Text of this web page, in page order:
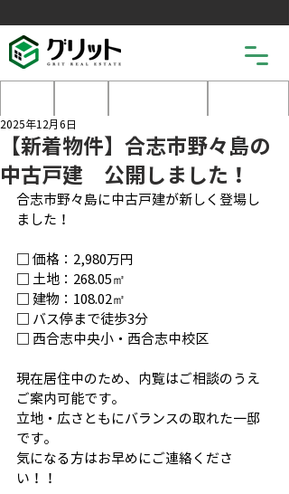
【新着物件】合志市野々島の
中古戸建 公開しました！
2025年12月6日
合志市野々島に中古戸建が新しく登場し
ました！
□ 価格：2,980万円
□ 土地：268.05㎡
□ 建物：108.02㎡
□ バス停まで徒歩3分
□ 西合志中央小・西合志中校区
現在居住中のため、内覧はご相談のうえ
ご案内可能です。
立地・広さともにバランスの取れた一邸
です。
気になる方はお早めにご連絡くださ
い！！